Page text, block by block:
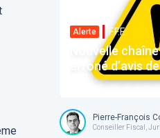
Alerte F.F.F.
Nouvelle
erroné d’avis
Pierre-François
Conseiller Fiscal,